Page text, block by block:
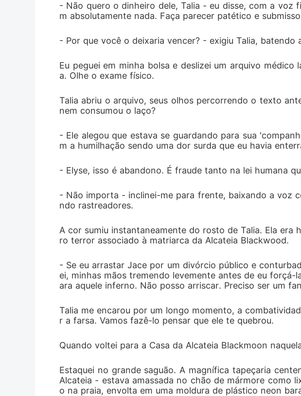
- Não quero o dinheiro dele, Talia - eu disse, com a voz
m absolutamente nada. Faça parecer patético e
- Por que você o deixaria vencer? - exigiu Talia, batendo
Eu peguei em minha bolsa e deslizei um arquivo
a. Olhe o exame físico.
Talia abriu o arquivo, seus olhos percorrendo o texto
nem consumou o laço?
- Ele alegou que estava se guardando para sua
m a humilhação sendo uma dor surda que eu havia
- Elyse, isso é abandono. É fraude tanto na lei humana
- Não importa - inclinei-me para frente, baixando a voz
ndo rastreadores.
A cor sumiu instantaneamente do rosto de Talia. Ela era
ro terror associado à matriarca da Alcateia Blackwood.
- Se eu arrastar Jace por um divórcio público e
ei, minhas mãos tremendo levemente antes de eu
ara aquele inferno. Não posso arriscar. Preciso ser um
Talia me encarou por um longo momento, a
r a farsa. Vamos fazê-lo pensar que ele te quebrou.
Quando voltei para a Casa da Alcateia Blackmoon
Estaquei no grande saguão. A magnífica tapeçaria
Alcateia - estava amassada no chão de mármore como
o na praia, envolta em uma moldura de plástico neon